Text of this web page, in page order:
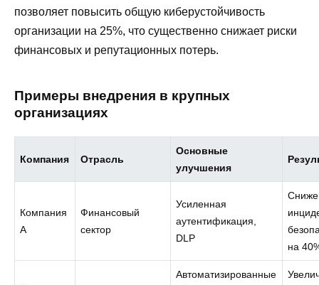
позволяет повысить общую киберустойчивость
организации на 25%, что существенно снижает риски
финансовых и репутационных потерь.
Примеры внедрения в крупных
организациях
Компания Отрасль
Основные
улучшения
Компания
A
Финансовый
сектор
Усиленная
аутентификация,
DLP
на
Автоматизированные